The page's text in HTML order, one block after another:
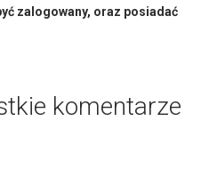
zalogowany, oraz posiadać
komentarze